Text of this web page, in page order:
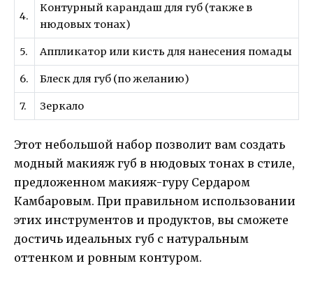
4.
Контурный карандаш для губ (также в
нюдовых тонах)
5. Аппликатор или кисть для нанесения помады
6. Блеск для губ (по желанию)
7. Зеркало
Этот небольшой набор позволит вам создать
модный макияж губ в нюдовых тонах в стиле,
предложенном макияж-гуру Сердаром
Камбаровым. При правильном использовании
этих инструментов и продуктов, вы сможете
достичь идеальных губ с натуральным
оттенком и ровным контуром.